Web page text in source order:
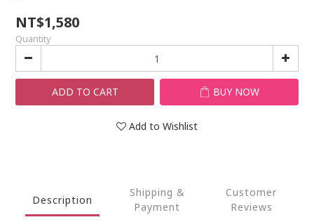
NT$1,580
Quantity
ADD TO CART BUY NOW
Add to Wishlist
Description
Shipping &
Payment
Customer
Reviews